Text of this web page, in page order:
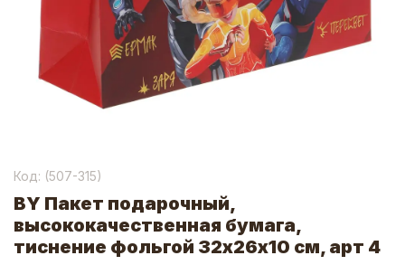
Код: (507-315)
BY Пакет подарочный,
высококачественная бумага,
тиснение фольгой 32х26х10 см, арт 4